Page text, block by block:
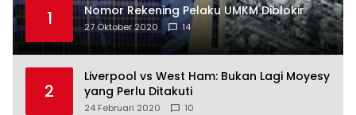
1 Nomor Rekening Pelaku UMKM Diblokir
27 Oktober 2020 14
2
Liverpool vs West Ham: Bukan Lagi Moyesy
yang Perlu Ditakuti
24 Februari 2020 10